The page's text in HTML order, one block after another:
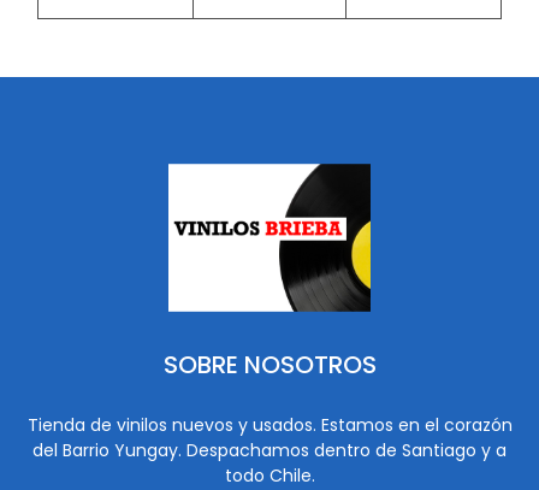
SOBRE NOSOTROS
Tienda de vinilos nuevos y usados. Estamos en el corazón
del Barrio Yungay. Despachamos dentro de Santiago y a
todo Chile.